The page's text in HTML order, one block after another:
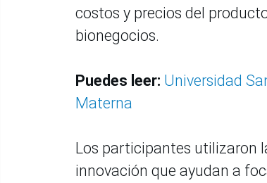
costos y precios del
bionegocios.
Puedes leer: Universidad
Materna
Los participantes utilizaron
innovación que ayudan a